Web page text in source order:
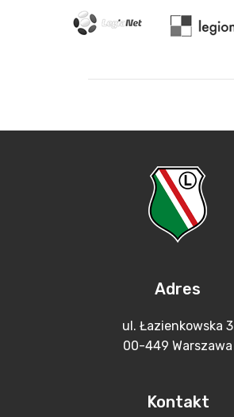
Adres
ul. Łazienkowska 3
00-449 Warszawa
Kontakt